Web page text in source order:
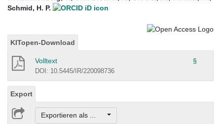
Schmid, H. P.
KITopen-Download
Volltext §
DOI: 10.5445/IR/220098736
Export
Exportieren als ...